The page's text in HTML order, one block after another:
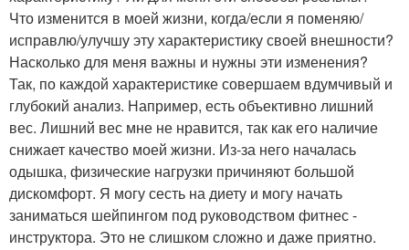
Что изменится в моей жизни, когда/если я поменяю/
исправлю/улучшу эту характеристику своей внешности?
Насколько для меня важны и нужны эти изменения?
Так, по каждой характеристике совершаем вдумчивый и
глубокий анализ. Например, есть объективно лишний
вес. Лишний вес мне не нравится, так как его наличие
снижает качество моей жизни. Из-за него началась
одышка, физические нагрузки причиняют большой
дискомфорт. Я могу сесть на диету и могу начать
заниматься шейпингом под руководством фитнес -
инструктора. Это не слишком сложно и даже приятно.